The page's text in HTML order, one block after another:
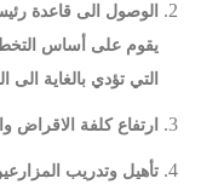
الوصول الى قاعدة
يقوم على أساس
التي تؤدي بالغاية
ارتفاع كلفة الاقراض
تأهيل وتدريب